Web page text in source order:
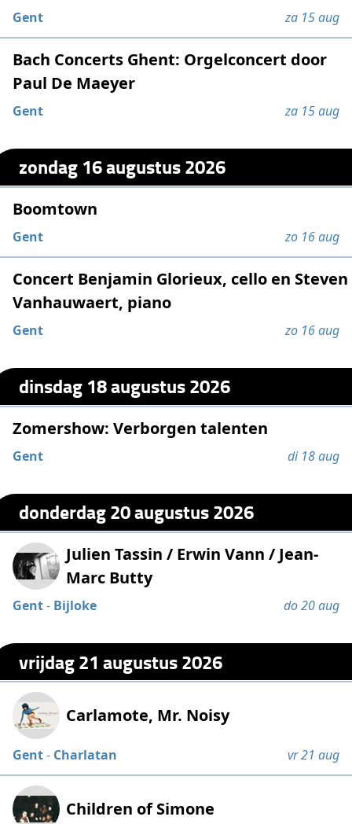
Gent za 15 aug
Bach Concerts Ghent: Orgelconcert door
Paul De Maeyer
Gent za 15 aug
zondag 16 augustus 2026
Boomtown
Gent zo 16 aug
Concert Benjamin Glorieux, cello en Steven
Vanhauwaert, piano
Gent zo 16 aug
dinsdag 18 augustus 2026
Zomershow: Verborgen talenten
Gent di 18 aug
donderdag 20 augustus 2026
Julien Tassin / Erwin Vann / Jean-
Marc Butty
Gent- Bijloke do 20 aug
vrijdag 21 augustus 2026
Carlamote, Mr. Noisy
Gent- Charlatan vr 21 aug
Children of Simone